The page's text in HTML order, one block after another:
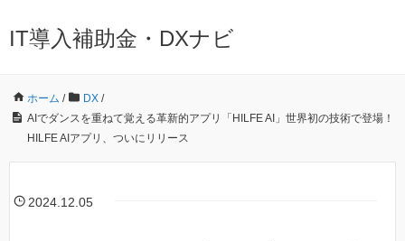
IT導入補助金・DXナビ
ホーム / DX /
AIでダンスを重ねて覚える革新的アプリ「HILFE AI」世界初の技術で登場！
HILFE AIアプリ、ついにリリース
2024.12.05